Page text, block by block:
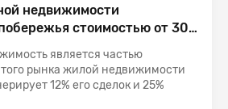
недвижимости
стоимостью от 300
сегмент с высокой
стороны вторичных
является частью
рынка жилой недвижимости
12% его сделок и 25%